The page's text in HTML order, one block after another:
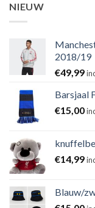
NIEUW
2018/19
€49,99
Barsjaal
€15,00
€14,99
Blauw/